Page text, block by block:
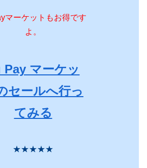
マーケットもお得です
よ。
Pay マーケッ
セールへ行っ
てみる
★★★★★